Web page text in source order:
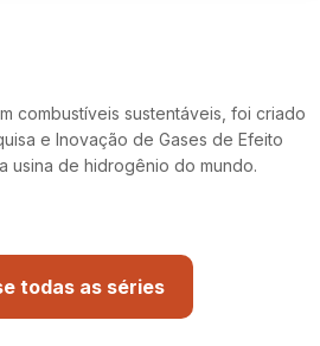
combustíveis sustentáveis, foi criado
e Inovação de Gases de Efeito
usina de hidrogênio do mundo.
todas as séries